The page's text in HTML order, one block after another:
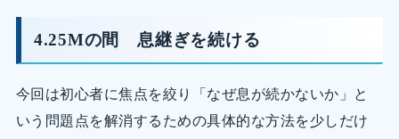
4.25Mの間 息継ぎを続ける
今回は初心者に焦点を絞り「なぜ息が続かないか」と
いう問題点を解消するための具体的な方法を少しだけ